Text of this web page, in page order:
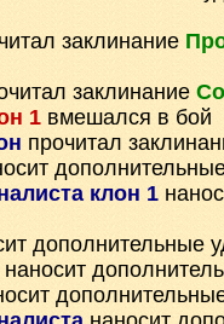
заклинание
заклинание
1 вмешался в бой
прочитал
клон 1
дополнительные
наносит